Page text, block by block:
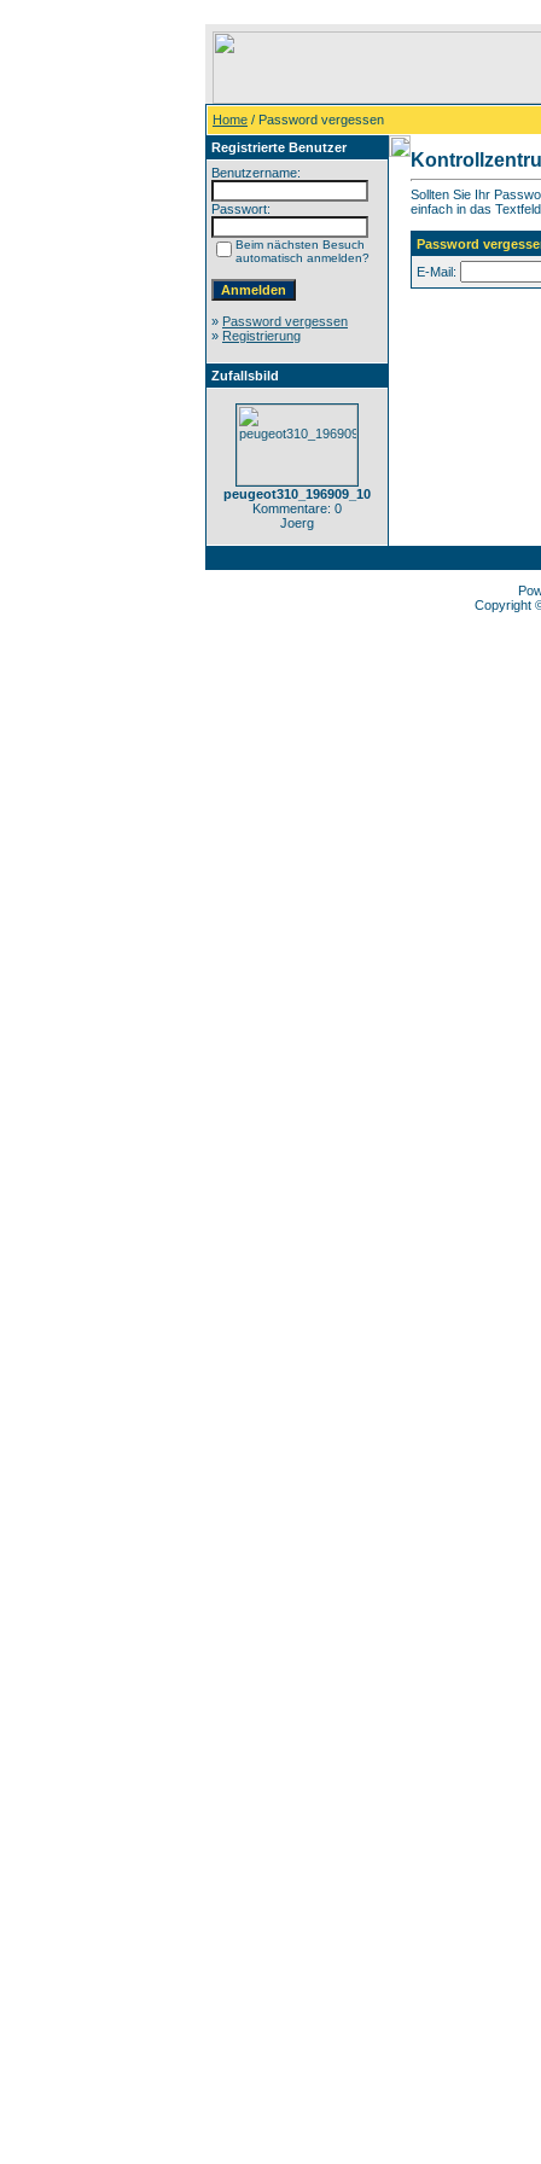
Home / Password vergessen
Registrierte Benutzer
Benutzername:
Passwort:
Beim nächsten Besuch
automatisch anmelden?
» Password vergessen
» Registrierung
Zufallsbild
peugeot310_196909_10
Kommentare: 0
Joerg
Sollten Sie Ihr
einfach in das
Password
E-Mail:
Copyright